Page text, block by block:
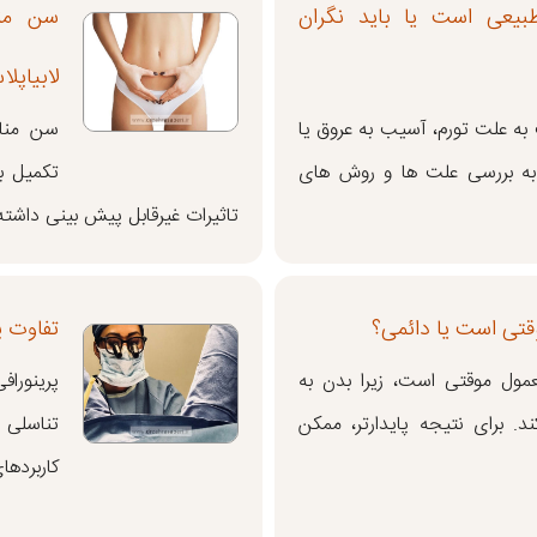
است یا باید نگران
علت تورم، آسیب به عروق یا
به بررسی علت ها و روش های
سن
تکمیل
تاثیرات غیرقابل پیش بینی
است یا دائمی؟
موقتی است، زیرا بدن به
برای نتیجه پایدارتر، ممکن
تفاوت